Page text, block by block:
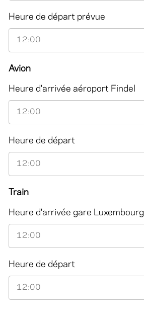
Heure de départ prévue
Avion
Heure d'arrivée aéroport Findel
Heure de départ
Train
Heure d'arrivée gare Luxembourg
Heure de départ